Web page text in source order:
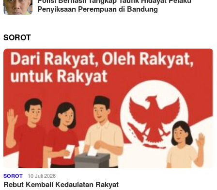
Penyiksaan Perempuan di Bandung
SOROT
SOROT 10 Juli 2026
Rebut Kembali Kedaulatan Rakyat